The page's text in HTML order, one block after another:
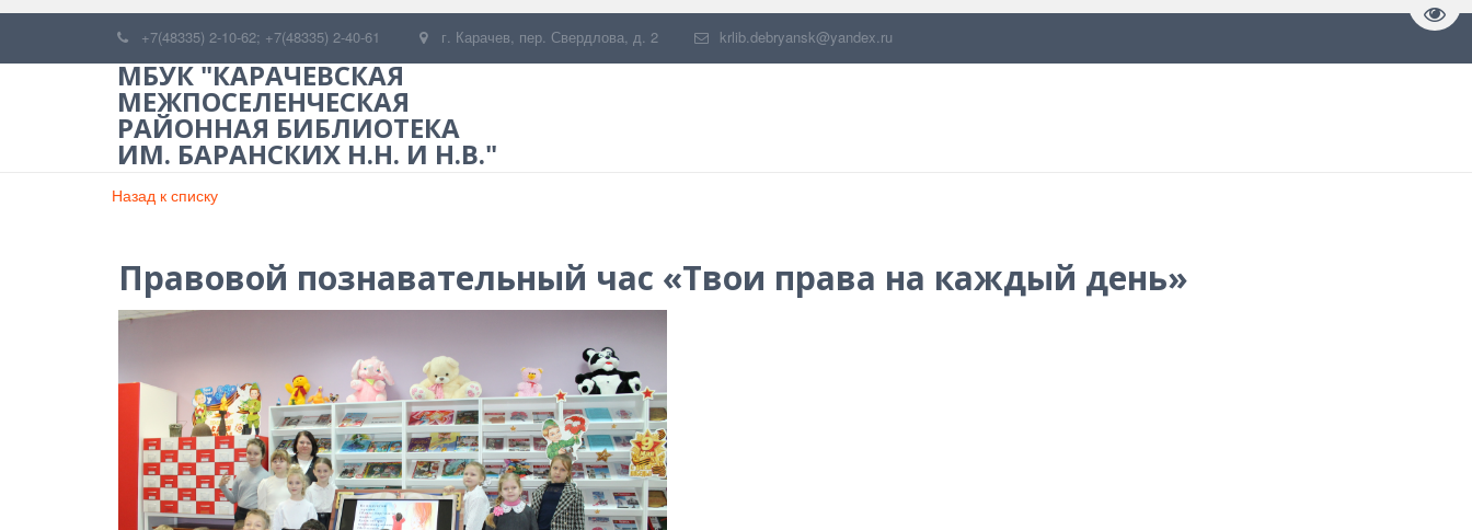
+7(48335) 2-10-62; +7(48335) 2-40-61 г. Карачев, пер. Свердлова, д. 2 krlib.debryansk@yandex.ru
МБУК "КАРАЧЕВСКАЯ
МЕЖПОСЕЛЕНЧЕСКАЯ
РАЙОННАЯ БИБЛИОТЕКА
ИМ. БАРАНСКИХ Н.Н. И Н.В."
Назад к списку
Правовой познавательный час «Твои права на каждый день»